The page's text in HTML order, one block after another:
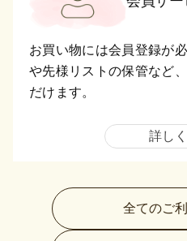
お買い物には会員登録が
や先様リストの保管など
だけます。
詳し
全てのご